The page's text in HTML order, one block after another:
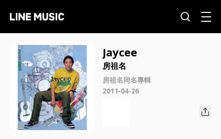
Jaycee
房祖名
房祖名同名專輯
2011-04-26